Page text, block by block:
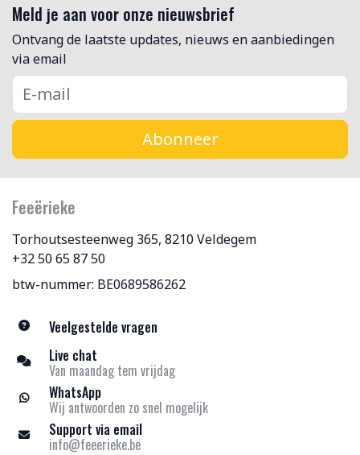
Meld je aan voor onze nieuwsbrief
Ontvang de laatste updates, nieuws en aanbiedingen
via email
Abonneer
Feeërieke
Torhoutsesteenweg 365, 8210 Veldegem
+32 50 65 87 50
btw-nummer: BE0689586262
Veelgestelde vragen
Live chat
Van maandag tem vrijdag
WhatsApp
Wij antwoorden zo snel mogelijk
Support via email
info@feeerieke.be